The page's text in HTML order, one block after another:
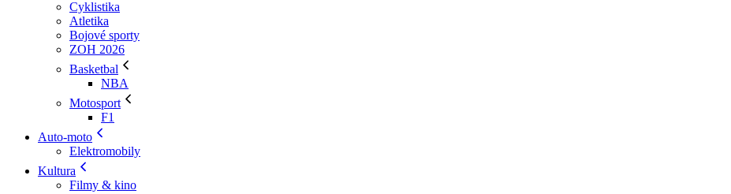
Cyklistika
Atletika
Bojové sporty
ZOH 2026
Basketbal
NBA
Motosport
F1
Auto-moto
Elektromobily
Kultura
Filmy & kino